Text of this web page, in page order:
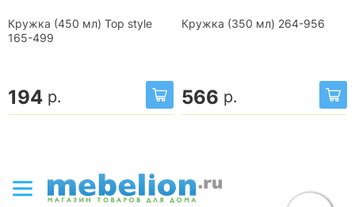
Кружка (450 мл) Top style
165-499
194 р.
Кружка (350 мл) 264-956
566 р.